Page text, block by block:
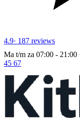
4.9· 187 reviews
Ma t/m za 07:00 - 21:00
45 67